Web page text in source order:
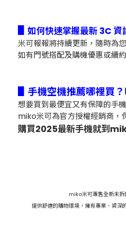
如何快速掌握最新 3C 資
米可報報將持續更新，隨時為
如有門號搭配及購機優惠或續
▋手機空機推薦哪裡買
想要買到最便宜又有保障的手
miko米可為官方授權經銷商，
購買2025最新手機就到
miko米可專售全新未拆
提供舒適的購物環境，擁有專業、資深